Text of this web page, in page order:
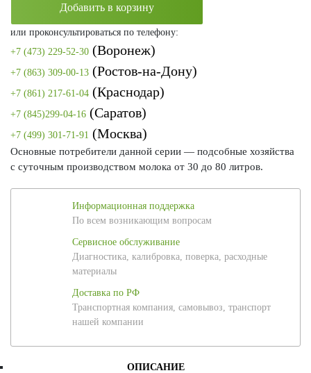
Добавить в корзину
или проконсультироваться по телефону:
+7 (473) 229-52-30 (Воронеж)
+7 (863) 309-00-13 (Ростов-на-Дону)
+7 (861) 217-61-04 (Краснодар)
+7 (845)299-04-16 (Саратов)
+7 (499) 301-71-91 (Москва)
Основные потребители данной серии — подсобные хозяйства
с суточным производством молока от 30 до 80 литров.
Информационная поддержка
По всем возникающим вопросам
Сервисное обслуживание
Диагностика, калибровка, поверка, расходные
материалы
Доставка по РФ
Транспортная компания, самовывоз, транспорт
нашей компании
ОПИСАНИЕ